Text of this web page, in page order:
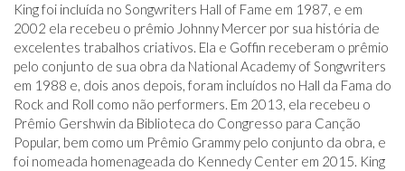
King foi incluída no Songwriters Hall of Fame em 1987, e em
2002 ela recebeu o prêmio Johnny Mercer por sua história de
excelentes trabalhos criativos. Ela e Goffin receberam o prêmio
pelo conjunto de sua obra da National Academy of Songwriters
em 1988 e, dois anos depois, foram incluídos no Hall da Fama do
Rock and Roll como não performers. Em 2013, ela recebeu o
Prêmio Gershwin da Biblioteca do Congresso para Canção
Popular, bem como um Prêmio Grammy pelo conjunto da obra, e
foi nomeada homenageada do Kennedy Center em 2015. King